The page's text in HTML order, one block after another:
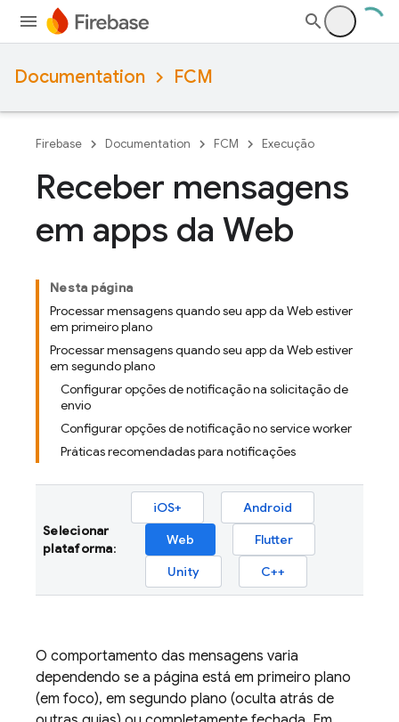
Documentation FCM
Firebase Documentation FCM Execução
Receber mensagens
em apps da Web
Nesta página
Processar mensagens quando seu app da Web estiver
em primeiro plano
Processar mensagens quando seu app da Web estiver
em segundo plano
Configurar opções de notificação na solicitação de
envio
Configurar opções de notificação no service worker
Práticas recomendadas para notificações
Selecionar
plataforma:
iOS+
Android
Web
Flutter
Unity
C++
O comportamento das mensagens varia
dependendo se a página está em primeiro plano
(em foco), em segundo plano (oculta atrás de